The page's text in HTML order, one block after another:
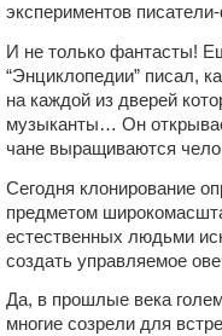
экспериментов
И не только фантасты!
“Энциклопедии” писал,
на каждой из дверей
музыканты… Он
чане выращиваются
Сегодня клонирование
предметом
естественных людьми
создать управляемое
Да, в прошлые века
многие созрели для